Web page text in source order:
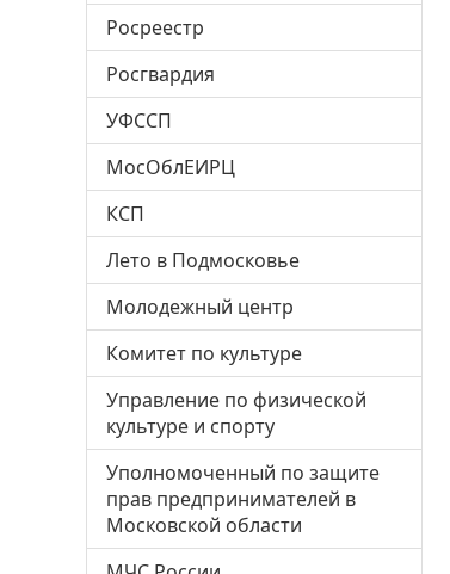
Росреестр
Росгвардия
УФССП
МосОблЕИРЦ
КСП
Лето в Подмосковье
Молодежный центр
Комитет по культуре
Управление по физической
культуре и спорту
Уполномоченный по защите
прав предпринимателей в
Московской области